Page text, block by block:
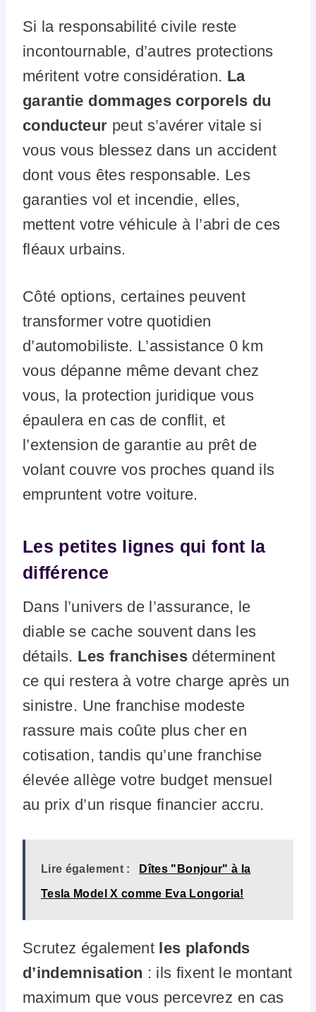
Si la responsabilité civile reste
incontournable, d’autres protections
méritent votre considération. La
garantie dommages corporels du
conducteur peut s’avérer vitale si
vous vous blessez dans un accident
dont vous êtes responsable. Les
garanties vol et incendie, elles,
mettent votre véhicule à l’abri de ces
fléaux urbains.
Côté options, certaines peuvent
transformer votre quotidien
d’automobiliste. L’assistance 0 km
vous dépanne même devant chez
vous, la protection juridique vous
épaulera en cas de conflit, et
l’extension de garantie au prêt de
volant couvre vos proches quand ils
empruntent votre voiture.
Les petites lignes qui font la
différence
Dans l’univers de l’assurance, le
diable se cache souvent dans les
détails. Les franchises déterminent
ce qui restera à votre charge après un
sinistre. Une franchise modeste
rassure mais coûte plus cher en
cotisation, tandis qu’une franchise
élevée allège votre budget mensuel
au prix d’un risque financier accru.
Lire également : Dîtes "Bonjour" à la
Tesla Model X comme Eva Longoria!
Scrutez également les plafonds
d’indemnisation : ils fixent le montant
maximum que vous percevrez en cas